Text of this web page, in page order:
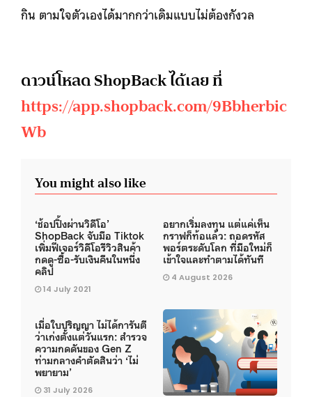
กิน ตามใจตัวเองได้มากกว่าเดิมแบบไม่ต้องกังวล
ดาวน์โหลด ShopBack ได้เลย ที่
https://app.shopback.com/9Bbherbic
Wb
You might also like
‘ช้อปปิ้งผ่านวิดีโอ’
ShopBack จับมือ Tiktok
เพิ่มฟีเจอร์วิดีโอรีวิวสินค้า
กดดู-ซื้อ-รับเงินคืนในหนึ่ง
คลิป
14 July 2021
อยากเริ่มลงทุน แต่แค่เห็น
กราฟก็ท้อแล้ว: ถอดรหัส
พอร์ตระดับโลก ที่มือใหม่ก็
เข้าใจและทำตามได้ทันที
4 August 2026
เมื่อใบปริญญา ไม่ได้การันตี
ว่าเก่งตั้งแต่วันแรก: สำรวจ
ความกดดันของ Gen Z
ท่ามกลางคำตัดสินว่า ‘ไม่
พยายาม’
31 July 2026